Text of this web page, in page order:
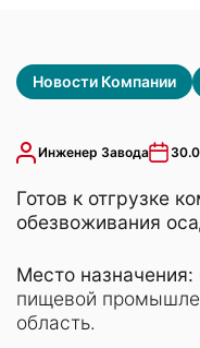
Новости Компании
Инженер Завода
Готов к отгрузке
обезвоживания
Место назначения:
пищевой
область.